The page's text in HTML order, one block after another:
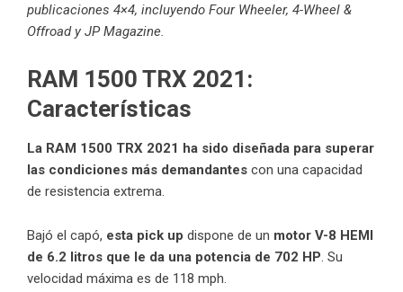
publicaciones 4×4, incluyendo Four Wheeler, 4-Wheel &
Offroad y JP Magazine.
RAM 1500 TRX 2021:
Características
La RAM 1500 TRX 2021 ha sido diseñada para superar
las condiciones más demandantes con una capacidad
de resistencia extrema.
Bajó el capó, esta pick up dispone de un motor V-8 HEMI
de 6.2 litros que le da una potencia de 702 HP. Su
velocidad máxima es de 118 mph.